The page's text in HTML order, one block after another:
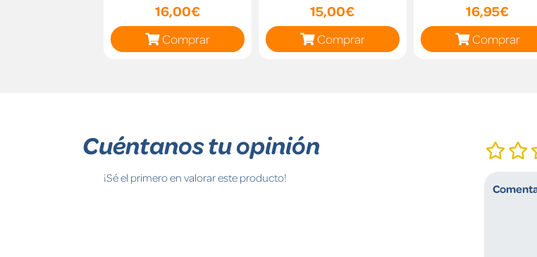
16,00€
Comprar
15,00€
Comprar
16,95€
Comprar
Cuéntanos tu opinión
¡Sé el primero en valorar este producto!